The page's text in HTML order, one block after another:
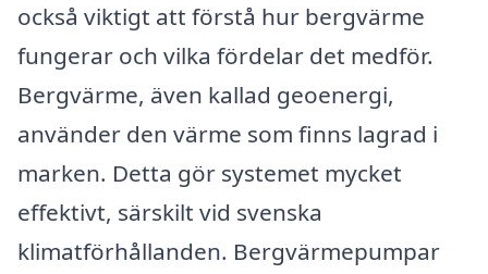
också viktigt att förstå hur bergvärme
fungerar och vilka fördelar det medför.
Bergvärme, även kallad geoenergi,
använder den värme som finns lagrad i
marken. Detta gör systemet mycket
effektivt, särskilt vid svenska
klimatförhållanden. Bergvärmepumpar